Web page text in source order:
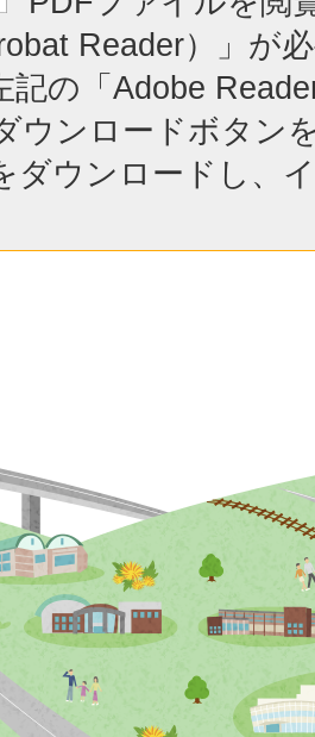
Reader）」が
記の「Adobe
ウンロードボタン
ダウンロードし、